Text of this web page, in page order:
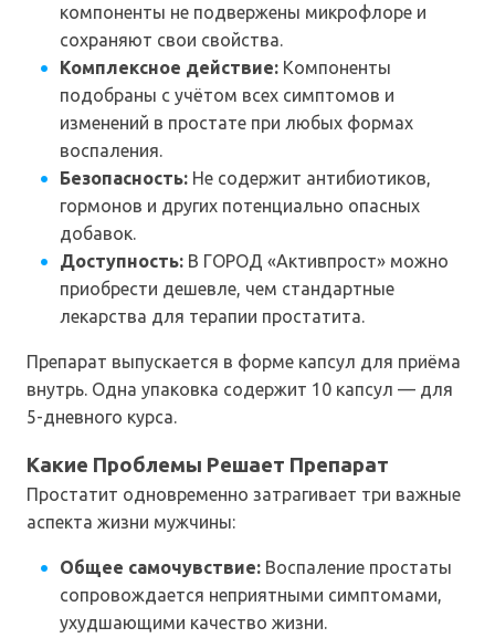
компоненты не подвержены микрофлоре и
сохраняют свои свойства.
Комплексное действие: Компоненты
подобраны с учётом всех симптомов и
изменений в простате при любых формах
воспаления.
Безопасность: Не содержит антибиотиков,
гормонов и других потенциально опасных
добавок.
Доступность: В ГОРОД «Активпрост» можно
приобрести дешевле, чем стандартные
лекарства для терапии простатита.
Препарат выпускается в форме капсул для приёма
внутрь. Одна упаковка содержит 10 капсул — для
5-дневного курса.
Какие Проблемы Решает Препарат
Простатит одновременно затрагивает три важные
аспекта жизни мужчины:
Общее самочувствие: Воспаление простаты
сопровождается неприятными симптомами,
ухудшающими качество жизни.